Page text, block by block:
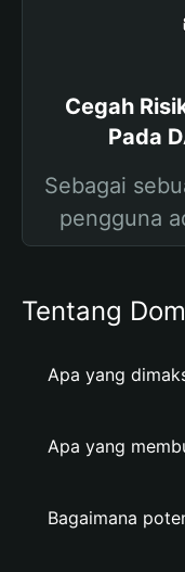
Cegah
Pada
Sebagai
pengguna
Tentang
Apa yang
Apa yang
Bagaimana